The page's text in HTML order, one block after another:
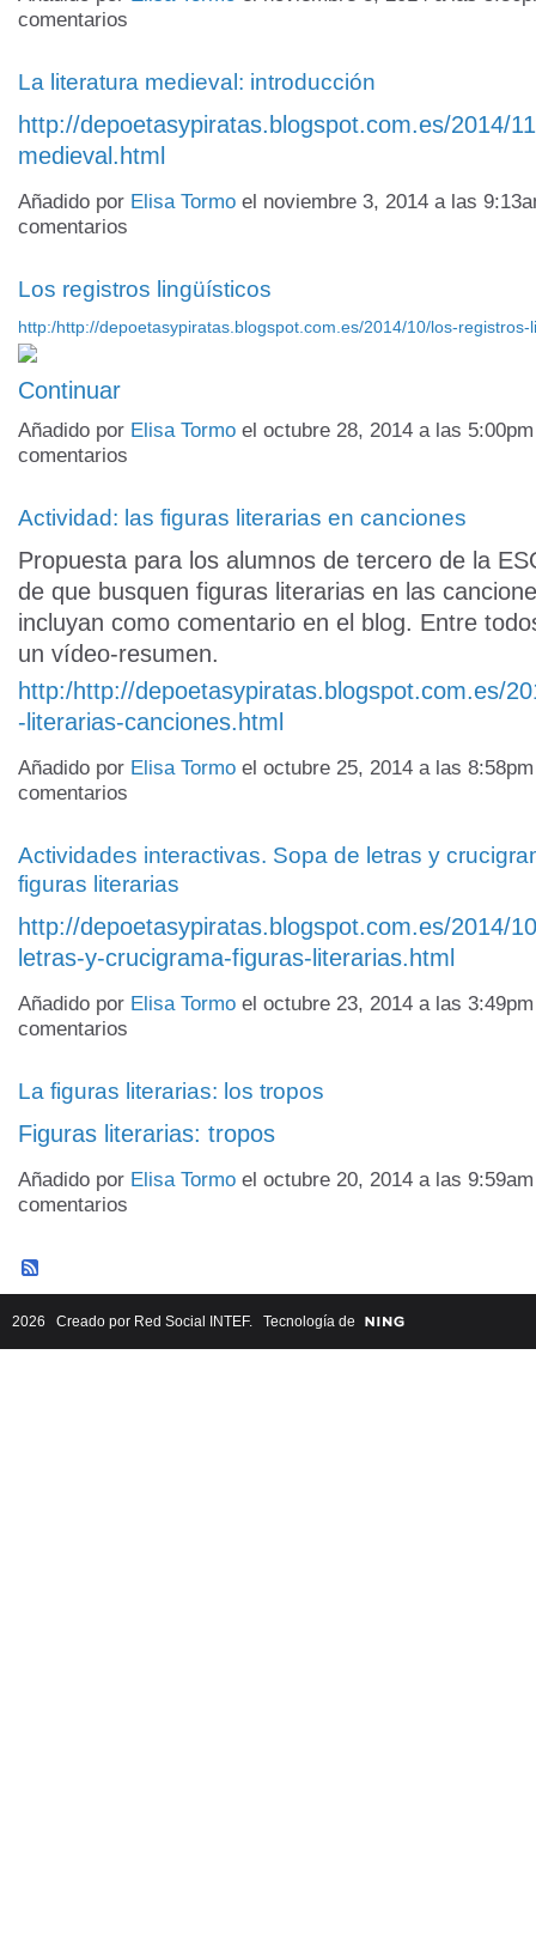
comentarios
La literatura medieval: introducción
http://depoetasypiratas.blogspot.com.es/2014/
medieval.html
Añadido por Elisa Tormo el noviembre 3, 2014 a las
comentarios
Los registros lingüísticos
http:/http://depoetasypiratas.blogspot.com.es/2014/10/los-
Continuar
Añadido por Elisa Tormo el octubre 28, 2014 a las
comentarios
Actividad: las figuras literarias en canciones
Propuesta para los alumnos de tercero de la
de que busquen figuras literarias en las
incluyan como comentario en el blog. Entre
un vídeo-resumen.
http:/http://depoetasypiratas.blogspot.com.es/
-literarias-canciones.html
Añadido por Elisa Tormo el octubre 25, 2014 a las
comentarios
Actividades interactivas. Sopa de letras y
figuras literarias
http://depoetasypiratas.blogspot.com.es/2014/
letras-y-crucigrama-figuras-literarias.html
Añadido por Elisa Tormo el octubre 23, 2014 a las
comentarios
La figuras literarias: los tropos
Figuras literarias: tropos
Añadido por Elisa Tormo el octubre 20, 2014 a las
comentarios
2026 Creado por Red Social INTEF. Tecnología de